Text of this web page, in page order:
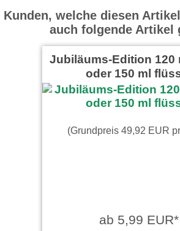
Bernd K.
07.04.2017
Wird von
gezielt und
tatsächliche
weiter lesen
H R. schrieb
Sehr gute
Sehr gut
Kunden, welche diesen
auch folgende Artikel
Jubiläums-Edition 120
oder 150 ml
(Grundpreis 49,92 EUR
ab 5,99 EUR*